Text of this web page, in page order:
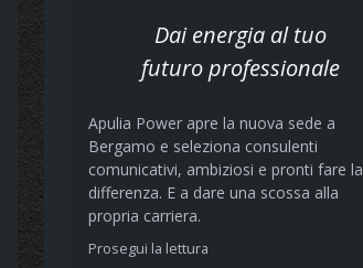
Dai energia al tuo
futuro professionale
Apulia Power apre la nuova sede a
Bergamo e seleziona consulenti
comunicativi, ambiziosi e pronti fare la
differenza. E a dare una scossa alla
propria carriera.
Prosegui la lettura